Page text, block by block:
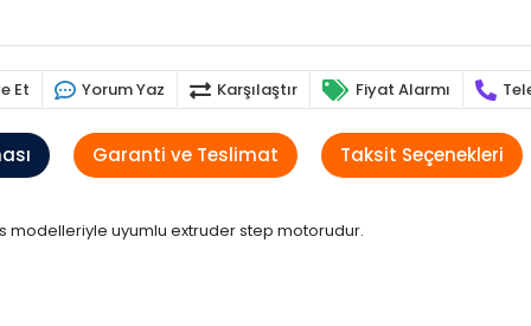
Et Yorum Yaz Karşılaştır Fiyat Alarmı
Garanti ve Teslimat Taksit Seçenekleri
modelleriyle uyumlu extruder step motorudur.